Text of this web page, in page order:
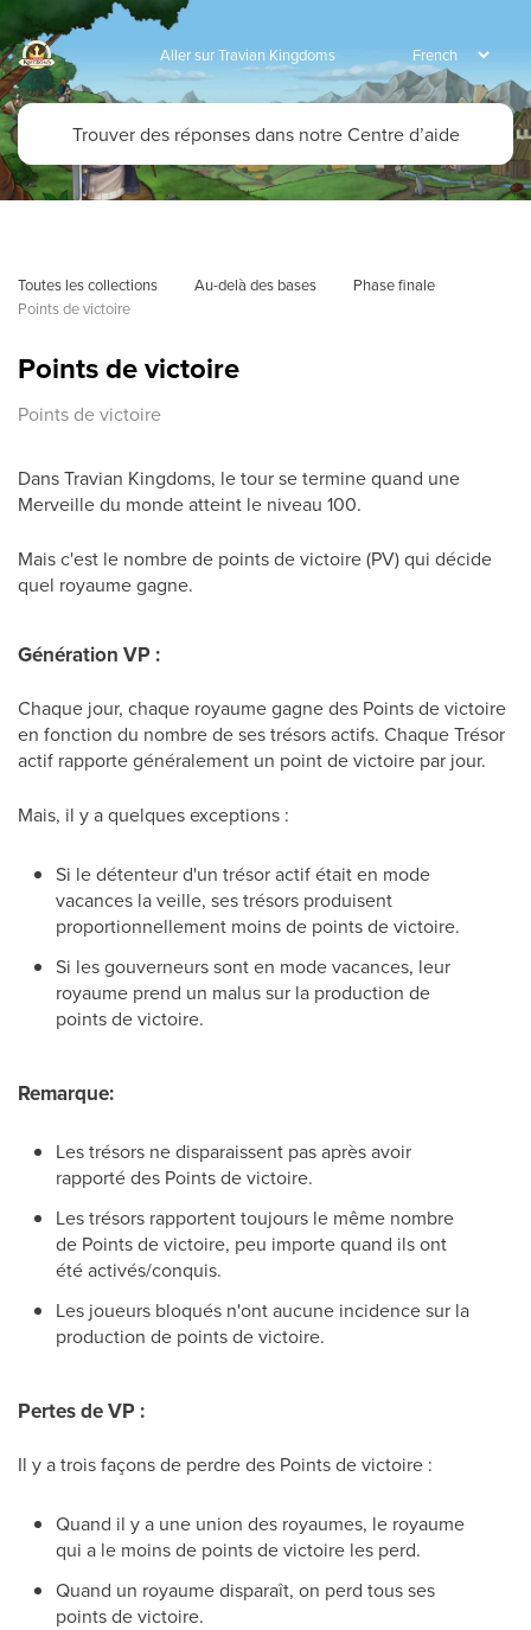
Aller sur Travian Kingdoms
Toutes les collections Au-delà des bases
Phase finale
Points de victoire
Points de victoire
Points de victoire
Dans Travian Kingdoms, le tour se termine quand une
Merveille du monde atteint le niveau 100.
Mais c'est le nombre de points de victoire (PV) qui décide
quel royaume gagne.
Génération VP :
Chaque jour, chaque royaume gagne des Points de victoire
en fonction du nombre de ses trésors actifs. Chaque Trésor
actif rapporte généralement un point de victoire par jour.
Mais, il y a quelques exceptions :
Si le détenteur d'un trésor actif était en mode
vacances la veille, ses trésors produisent
proportionnellement moins de points de victoire.
Si les gouverneurs sont en mode vacances, leur
royaume prend un malus sur la production de
points de victoire.
Remarque:
Les trésors ne disparaissent pas après avoir
rapporté des Points de victoire.
Les trésors rapportent toujours le même nombre
de Points de victoire, peu importe quand ils ont
été activés/conquis.
Les joueurs bloqués n'ont aucune incidence sur la
production de points de victoire.
Pertes de VP :
Il y a trois façons de perdre des Points de victoire :
Quand il y a une union des royaumes, le royaume
qui a le moins de points de victoire les perd.
Quand un royaume disparaît, on perd tous ses
points de victoire.